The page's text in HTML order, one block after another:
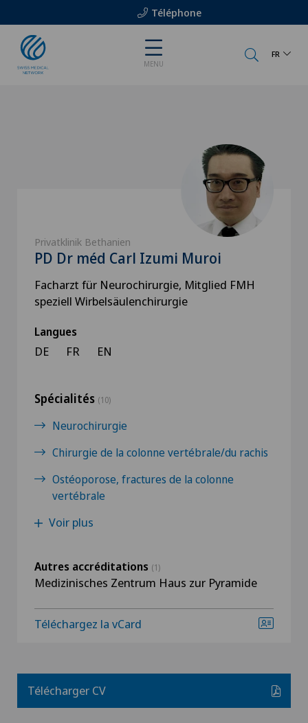
Téléphone
MENU
FR
Privatklinik Bethanien
PD Dr méd Carl Izumi Muroi
Facharzt für Neurochirurgie, Mitglied FMH
speziell Wirbelsäulenchirurgie
Langues
DE FR EN
Spécialités (10)
Neurochirurgie
Chirurgie de la colonne vertébrale/du rachis
Ostéoporose, fractures de la colonne
vertébrale
Voir plus
Autres accréditations (1)
Medizinisches Zentrum Haus zur Pyramide
Téléchargez la vCard
Télécharger CV